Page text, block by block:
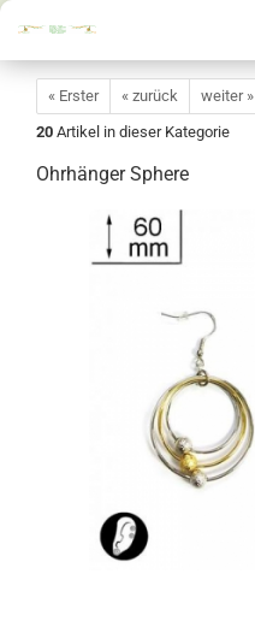
« Erster « zurück weiter »
20 Artikel in dieser Kategorie
Ohrhänger Sphere